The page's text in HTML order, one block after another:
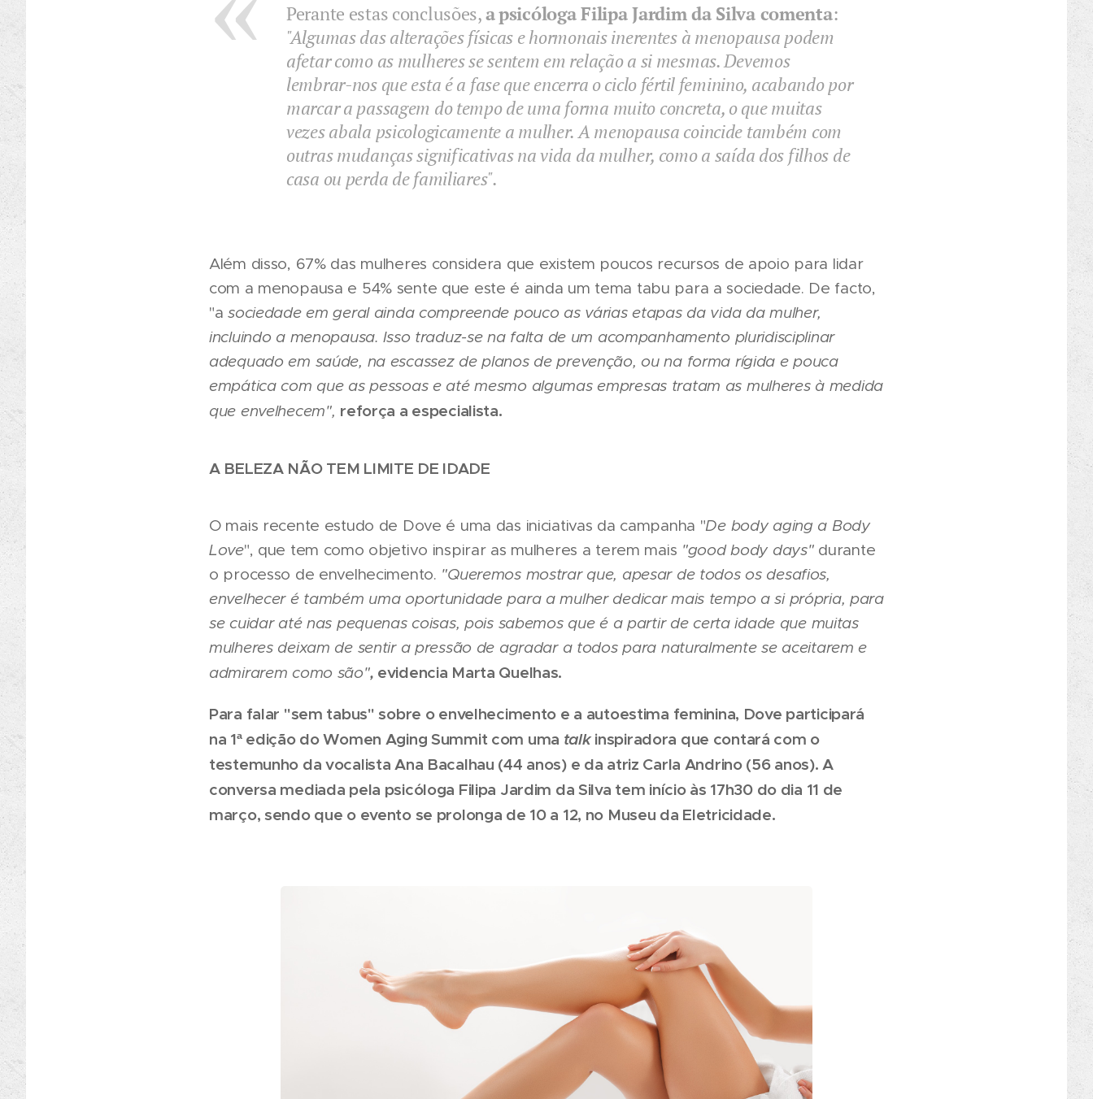
Perante estas conclusões,apsicóloga Filipa Jardim da Silva comenta:
"Algumas das alterações físicas e hormonais inerentes à menopausa podem
afetar como as mulheres se sentem em relação a si mesmas. Devemos
lembrar-nos que esta é a fase que encerra o ciclo fértil feminino, acabando por
marcar a passagem do tempo de uma forma muito concreta, o que muitas
vezes abala psicologicamente a mulher. A menopausa coincide também com
outras mudanças significativas na vida da mulher, como a saída dos filhos de
casa ou perda de familiares".
Além disso, 67% das mulheres considera que existem poucos recursos de apoio para lidar
com a menopausa e 54% sente que este é ainda um tema tabu para a sociedade. De facto,
"asociedade em geral ainda compreende pouco as várias etapas da vida da mulher,
incluindo a menopausa. Isso traduz-se na falta de um acompanhamento pluridisciplinar
adequado em saúde, na escassez de planos de prevenção, ou na forma rígida e pouca
empática com que as pessoas e até mesmo algumas empresas tratam as mulheres à medida
que envelhecem", reforça a especialista.
A BELEZA NÃO TEM LIMITE DE IDADE
O mais recente estudo de Dove é uma das iniciativas da campanha "De body aging a Body
Love", que tem como objetivo inspirar as mulheres a terem mais "good body days"durante
o processo de envelhecimento. "Queremos mostrar que, apesar de todos os desafios,
envelhecer é também uma oportunidade para a mulher dedicar mais tempo a si própria, para
se cuidar até nas pequenas coisas, pois sabemos que é a partir de certa idade que muitas
mulheres deixam de sentir a pressão de agradar a todos para naturalmente se aceitarem e
admirarem como são", evidencia Marta Quelhas.
Para falar "sem tabus" sobre o envelhecimento e a autoestima feminina, Dove participará
na 1ª edição do Women Aging Summit com uma talkinspiradora que contará com o
testemunho da vocalista Ana Bacalhau (44 anos) e da atriz Carla Andrino (56 anos). A
conversa mediada pela psicóloga Filipa Jardim da Silva tem início às 17h30 do dia 11 de
março, sendo que o evento se prolonga de 10 a 12, no Museu da Eletricidade.